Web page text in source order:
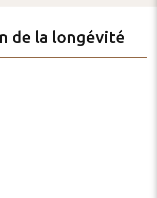
de la longévité